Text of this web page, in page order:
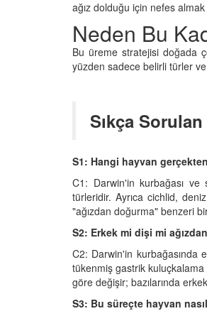
ağız dolduğu için nefes
Neden Bu
Bu üreme stratejisi doğada
yüzden sadece belirli türler
Sıkça
S1: Hangi hayvan
C1: Darwin'in kurbağası ve
türleridir. Ayrıca cichlid,
"ağızdan doğurma" benzeri
S2: Erkek mi dişi mi
C2: Darwin'in kurbağasında
tükenmiş gastrik
göre değişir; bazılarında
S3: Bu süreçte hayvan